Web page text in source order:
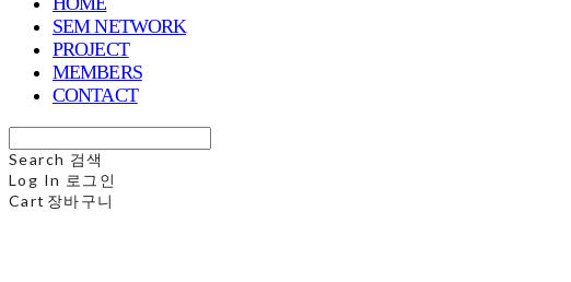
SEM NETWORK
PROJECT
MEMBERS
CONTACT
Search 검색
Log In 로그인
Cart 장바구니